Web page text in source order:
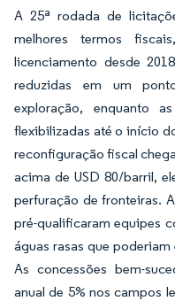
A 25ª rodada de
melhores termos
licenciamento desde
reduzidas em um
exploração, enquanto
flexibilizadas até o início
reconfiguração fiscal
acima de USD 80/barril,
perfuração de fronteiras.
pré-qualificaram equipes
águas rasas que
As concessões bem-
anual de 5% nos campos